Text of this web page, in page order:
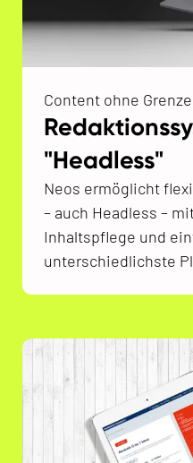
Content ohne
"Headless"
Neos ermöglicht
– auch Headless –
Inhaltspflege und
unterschiedlichste